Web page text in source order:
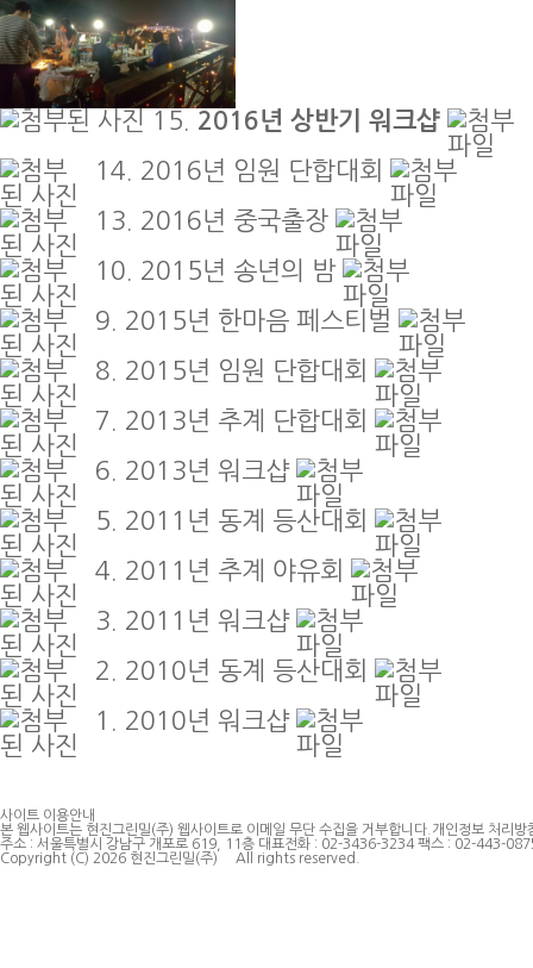
15. 2016년 상반기 워크샵
14. 2016년 임원 단합대회
13. 2016년 중국출장
10. 2015년 송년의 밤
9. 2015년 한마음 페스티벌
8. 2015년 임원 단합대회
7. 2013년 추계 단합대회
6. 2013년 워크샵
5. 2011년 동계 등산대회
4. 2011년 추계 야유회
3. 2011년 워크샵
2. 2010년 동계 등산대회
1. 2010년 워크샵
사이트 이용안내
본 웹사이트는 현진그린밀(주) 웹사이트로 이메일 무단 수집을 거부합니다. 개인정보 처리방
주소 : 서울특별시 강남구 개포로 619, 11층 대표전화 : 02-3436-3234 팩스 : 02-443-
Copyright (C) 2026 현진그린밀(주) All rights reserved.